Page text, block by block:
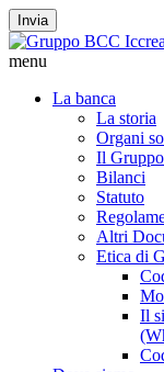
Invia
menu
La banca
La storia
Organi
Il
Bilanci
Statuto
Altri
Etica di
Il